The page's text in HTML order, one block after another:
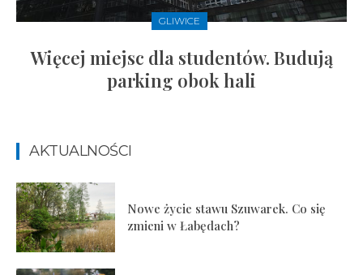
GLIWICE
Więcej miejsc dla studentów. Budują
parking obok hali
AKTUALNOŚCI
Nowe życie stawu Szuwarek. Co się
zmieni w Łabędach?